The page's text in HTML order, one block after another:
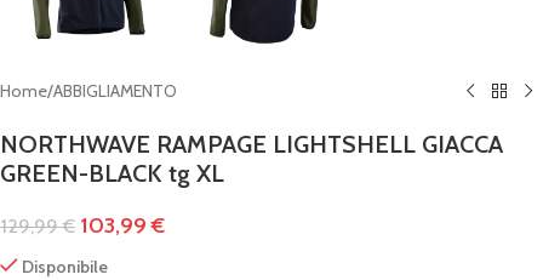
Home/ABBIGLIAMENTO
NORTHWAVE RAMPAGE LIGHTSHELL GIACCA
GREEN-BLACK tg XL
129,99€ 103,99€
Disponibile